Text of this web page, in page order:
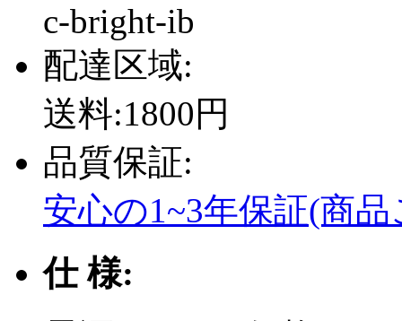
c-bright-ib
配達区域:
送料:1800円
品質保証:
安心の1~3年保証(商
仕 様: